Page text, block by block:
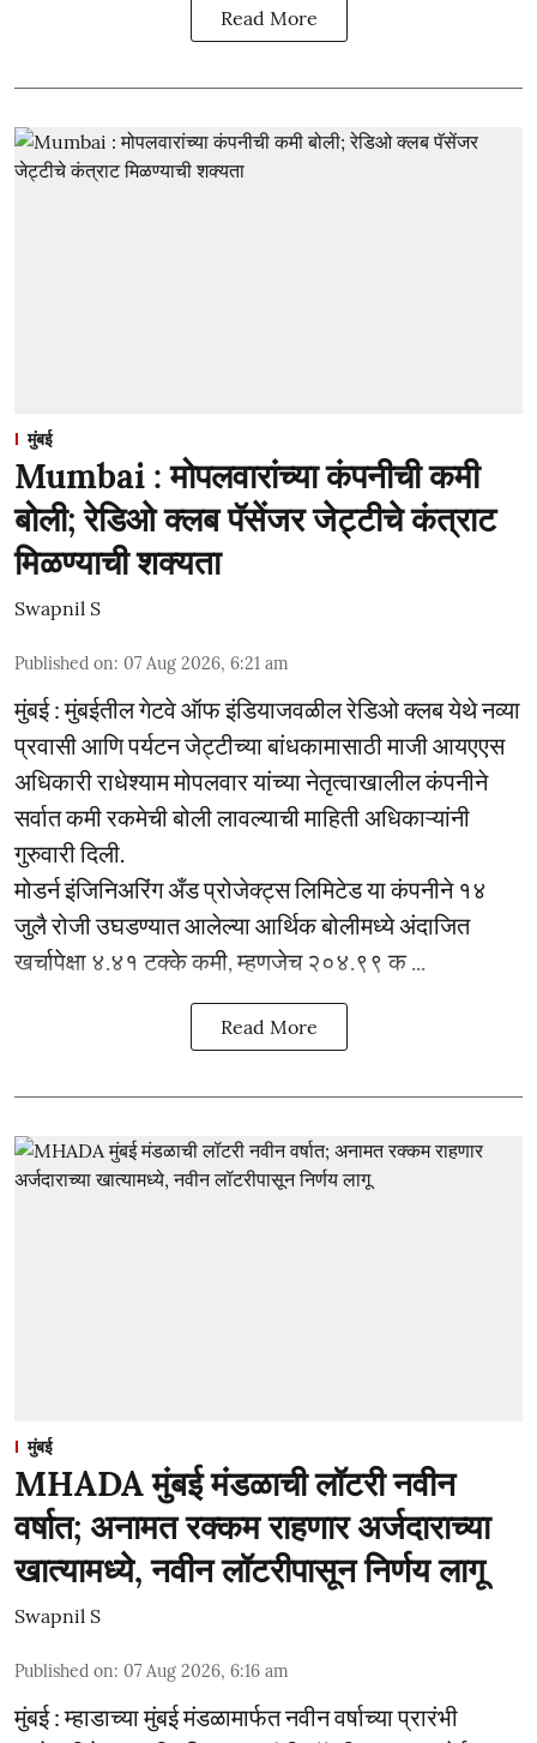
Read More
मुंबई
Mumbai : मोपलवारांच्या कंपनीची कमी
बोली; रेडिओ क्लब पॅसेंजर जेट्टीचे कंत्राट
मिळण्याची शक्यता
Swapnil S
Published on: 07 Aug 2026, 6:21 am
मुंबई : मुंबईतील गेटवे ऑफ इंडियाजवळील रेडिओ क्लब येथे नव्या
प्रवासी आणि पर्यटन जेट्टीच्या बांधकामासाठी माजी आयएएस
अधिकारी राधेश्याम मोपलवार यांच्या नेतृत्वाखालील कंपनीने
सर्वात कमी रकमेची बोली लावल्याची माहिती अधिकाऱ्यांनी
गुरुवारी दिली.
मोडर्न इंजिनिअरिंग अँड प्रोजेक्ट्स लिमिटेड या कंपनीने १४
जुलै रोजी उघडण्यात आलेल्या आर्थिक बोलीमध्ये अंदाजित
खर्चापेक्षा ४.४१ टक्के कमी, म्हणजेच २०४.९९ क ...
Read More
मुंबई
MHADA मुंबई मंडळाची लॉटरी नवीन
वर्षात; अनामत रक्कम राहणार अर्जदाराच्या
खात्यामध्ये, नवीन लॉटरीपासून निर्णय लागू
Swapnil S
Published on: 07 Aug 2026, 6:16 am
मुंबई : म्हाडाच्या मुंबई मंडळामार्फत नवीन वर्षाच्या प्रारंभी